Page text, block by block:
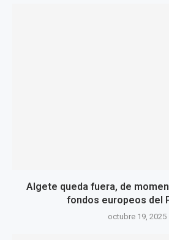
Algete queda fuera, de
fondos europeos del
octubre 19, 2025